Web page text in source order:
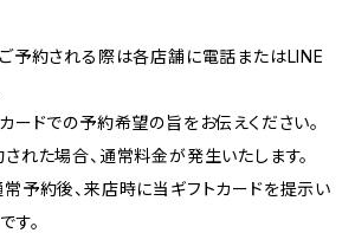
ご予約される際は各店舗に電話またはLINE
ードでの予約希望の旨をお伝えください。
された場合、通常料金が発生いたします。
常予約後、来店時に当ギフトカードを提示い
す。